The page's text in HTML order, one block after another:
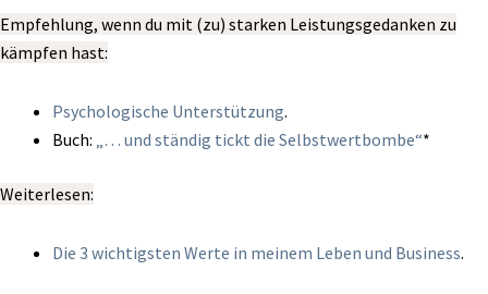
Empfehlung, wenn du mit (zu) starken Leistungsgedanken zu
kämpfen hast:
Psychologische Unterstützung.
Buch:
„… und ständig tickt die Selbstwertbombe“*
Weiterlesen:
Die 3 wichtigsten Werte in meinem Leben und Business.